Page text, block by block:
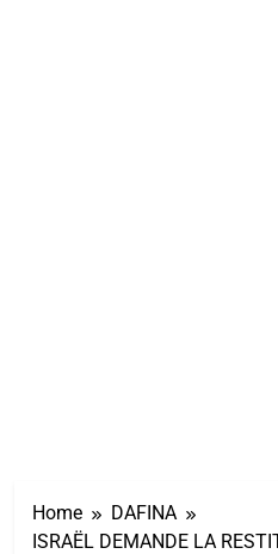
Home
DAFINA
ISRAËL DEMANDE LA